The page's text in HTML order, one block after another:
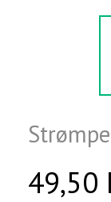
49,50